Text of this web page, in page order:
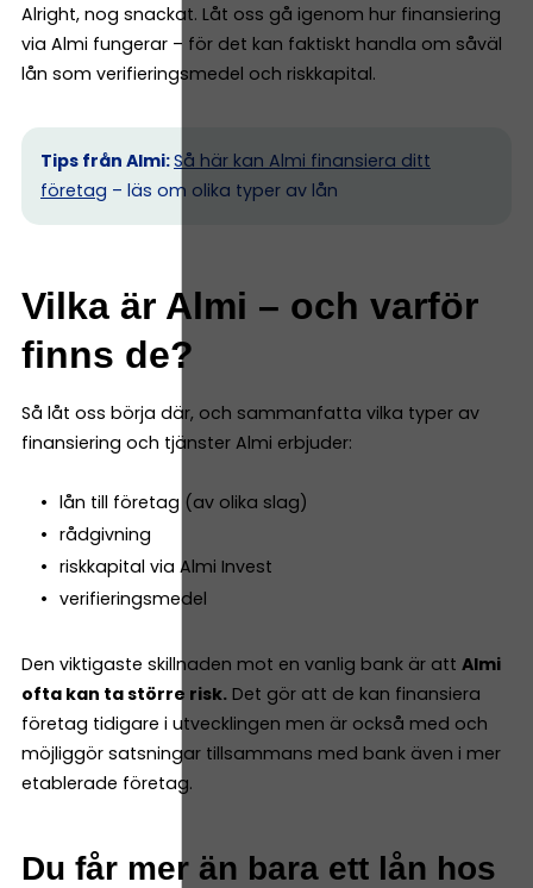
Alright, nog snackat. Låt oss gå igenom hur finansiering
via Almi fungerar – för det kan faktiskt handla om såväl
lån som verifieringsmedel och riskkapital.
Tips från Almi:Så här kan Almi finansiera ditt
företag – läs om olika typer av lån
Vilka är Almi – och varför
finns de?
Så låt oss börja där, och sammanfatta vilka typer av
finansiering och tjänster Almi erbjuder:
lån till företag (av olika slag)
rådgivning
riskkapital via Almi Invest
verifieringsmedel
Den viktigaste skillnaden mot en vanlig bank är att Almi
ofta kan ta större risk. Det gör att de kan finansiera
företag tidigare i utvecklingen men är också med och
möjliggör satsningar tillsammans med bank även i mer
etablerade företag.
Du får mer än bara ett lån hos